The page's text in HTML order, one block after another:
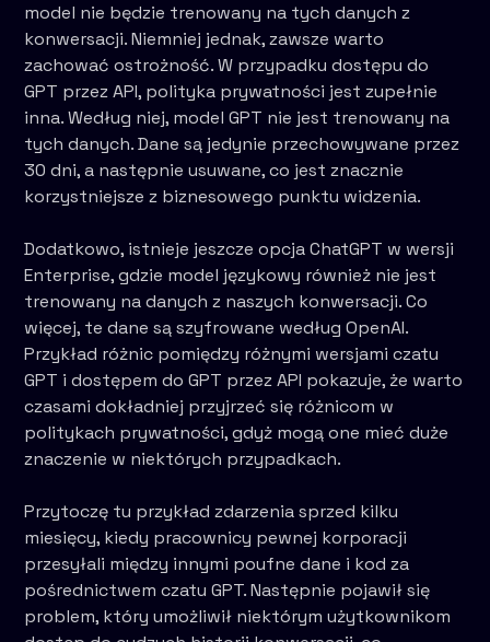
model nie będzie trenowany na tych danych z
konwersacji. Niemniej jednak, zawsze warto
zachować ostrożność. W przypadku dostępu do
GPT przez API, polityka prywatności jest zupełnie
inna. Według niej, model GPT nie jest trenowany na
tych danych. Dane są jedynie przechowywane przez
30 dni, a następnie usuwane, co jest znacznie
korzystniejsze z biznesowego punktu widzenia.
Dodatkowo, istnieje jeszcze opcja ChatGPT w wersji
Enterprise, gdzie model językowy również nie jest
trenowany na danych z naszych konwersacji. Co
więcej, te dane są szyfrowane według OpenAI.
Przykład różnic pomiędzy różnymi wersjami czatu
GPT i dostępem do GPT przez API pokazuje, że warto
czasami dokładniej przyjrzeć się różnicom w
politykach prywatności, gdyż mogą one mieć duże
znaczenie w niektórych przypadkach.
Przytoczę tu przykład zdarzenia sprzed kilku
miesięcy, kiedy pracownicy pewnej korporacji
przesyłali między innymi poufne dane i kod za
pośrednictwem czatu GPT. Następnie pojawił się
problem, który umożliwił niektórym użytkownikom